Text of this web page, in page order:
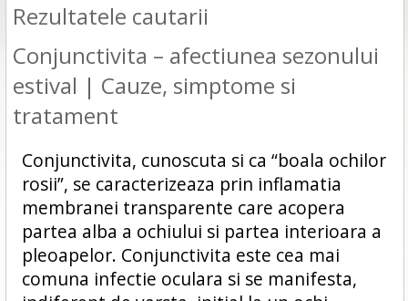
Rezultatele cautarii
Conjunctivita – afectiunea sezonului
estival | Cauze, simptome si
tratament
Conjunctivita, cunoscuta si ca “boala ochilor
rosii”, se caracterizeaza prin inflamatia
membranei transparente care acopera
partea alba a ochiului si partea interioara a
pleoapelor. Conjunctivita este cea mai
comuna infectie oculara si se manifesta,